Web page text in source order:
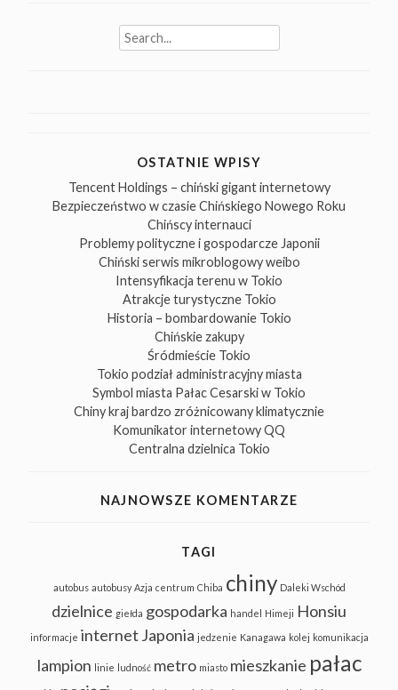
Search
for:
OSTATNIE WPISY
Tencent Holdings – chiński gigant internetowy
Bezpieczeństwo w czasie Chińskiego Nowego Roku
Chińscy internauci
Problemy polityczne i gospodarcze Japonii
Chiński serwis mikroblogowy weibo
Intensyfikacja terenu w Tokio
Atrakcje turystyczne Tokio
Historia – bombardowanie Tokio
Chińskie zakupy
Śródmieście Tokio
Tokio podział administracyjny miasta
Symbol miasta Pałac Cesarski w Tokio
Chiny kraj bardzo zróżnicowany klimatycznie
Komunikator internetowy QQ
Centralna dzielnica Tokio
NAJNOWSZE KOMENTARZE
TAGI
autobus autobusy Azja centrum Chiba chiny Daleki Wschód
dzielnice giełda gospodarka handel Himeji Honsiu
informacje internet Japonia jedzenie Kanagawa kolej komunikacja
lampion linie ludność metro miasto mieszkanie pałac